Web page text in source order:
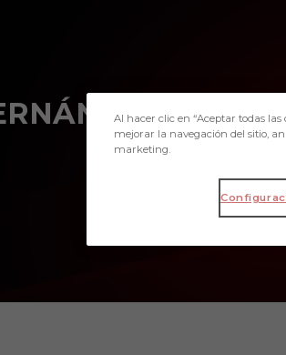
Al hacer clic en “Aceptar todas las
mejorar la navegación del sitio,
marketing.